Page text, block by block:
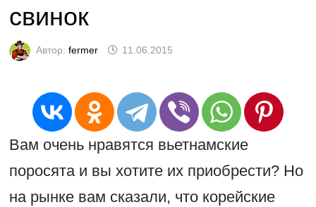
свинок
Автор: fermer 11.06.2015
Вам очень нравятся вьетнамские
поросята и вы хотите их приобрести? Но
на рынке вам сказали, что корейские